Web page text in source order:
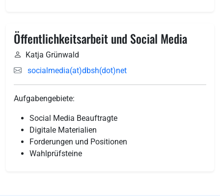
Öffentlichkeitsarbeit und Social Media
Katja Grünwald
socialmedia(at)dbsh(dot)net
Aufgabengebiete:
Social Media Beauftragte
Digitale Materialien
Forderungen und Positionen
Wahlprüfsteine